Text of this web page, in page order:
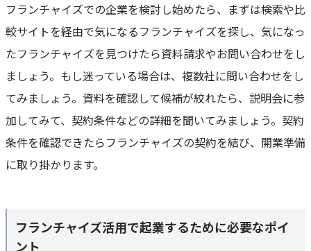
フランチャイズでの企業を検討し始めたら、まずは検索や比
較サイトを経由で気になるフランチャイズを探し、気になっ
たフランチャイズを見つけたら資料請求やお問い合わせをし
ましょう。もし迷っている場合は、複数社に問い合わせをし
てみましょう。資料を確認して候補が絞れたら、説明会に参
加してみて、契約条件などの詳細を聞いてみましょう。契約
条件を確認できたらフランチャイズの契約を結び、開業準備
に取り掛かります。
フランチャイズ活用で起業するために必要なポイ
ント